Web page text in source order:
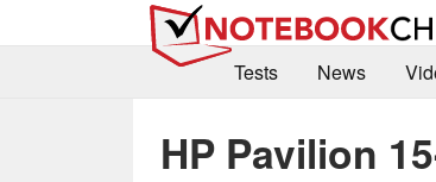
Tests
News
HP Pavilion